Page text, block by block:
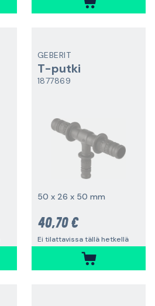
GEBERIT
T-putki
1877869
50 x 26 x 50 mm
40,70 €
Ei tilattavissa tällä hetkellä